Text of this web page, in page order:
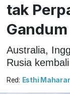
tak
Gandum
Australia,
Rusia
Red: Esthi